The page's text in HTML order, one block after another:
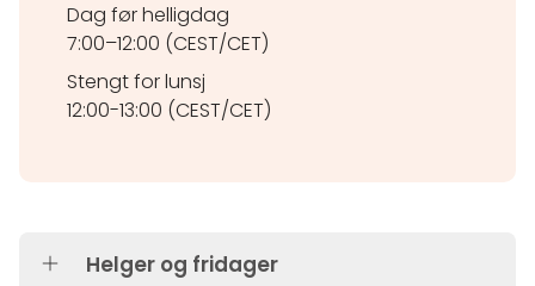
Dag før helligdag
7:00–12:00 (CEST/CET)
Stengt for lunsj
12:00-13:00 (CEST/CET)
Helger og fridager